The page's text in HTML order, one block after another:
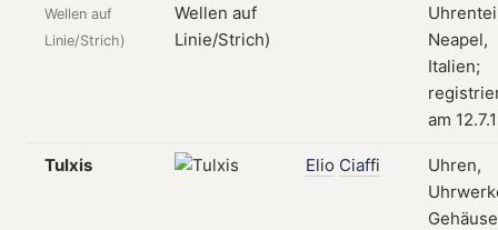
Wellen auf
Linie/Strich)
Neapel,
Italien;
am
Tulxis Elio Ciaffi
Uhren,